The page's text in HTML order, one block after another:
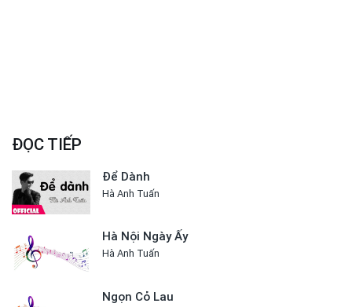
ĐỌC TIẾP
Để Dành
Hà Anh Tuấn
Hà Nội Ngày Ấy
Hà Anh Tuấn
Ngọn Cỏ Lau